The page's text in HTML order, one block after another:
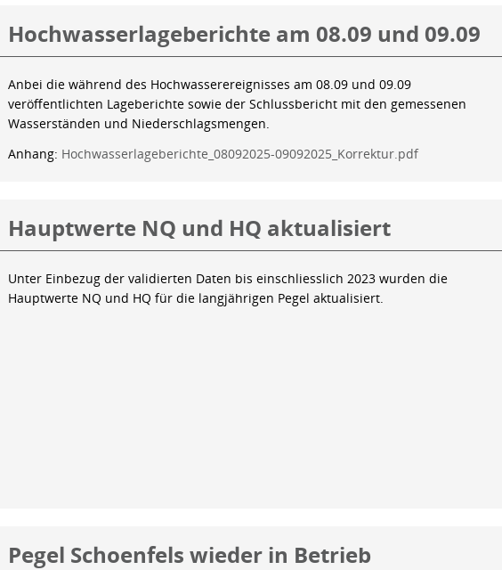
Hochwasserlageberichte am 08.09 und 09.09
Anbei die während des Hochwasserereignisses am 08.09 und 09.09
veröffentlichten Lageberichte sowie der Schlussbericht mit den gemessenen
Wasserständen und Niederschlagsmengen.
Anhang: Hochwasserlageberichte_08092025-09092025_Korrektur.pdf
Hauptwerte NQ und HQ aktualisiert
Unter Einbezug der validierten Daten bis einschliesslich 2023 wurden die
Hauptwerte NQ und HQ für die langjährigen Pegel aktualisiert.
Pegel Schoenfels wieder in Betrieb